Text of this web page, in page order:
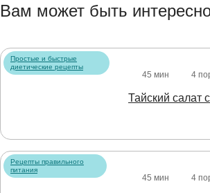
Вам может быть
Простые и быстрые
диетические рецепты
45 мин 4
Тайский салат
Рецепты правильного
питания
45 мин 4